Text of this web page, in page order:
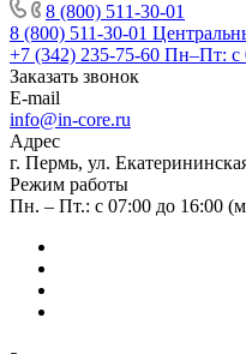
8 (800) 511-30-01
8 (800) 511-30-01
+7 (342) 235-75-60 Пн–Пт: с
Заказать звонок
E-mail
info@in-core.ru
Адрес
г. Пермь, ул.
Режим работы
Пн. – Пт.: с 07:00 до 16:00